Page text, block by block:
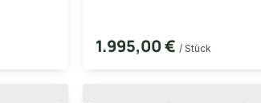
1.995,00 € / Stück